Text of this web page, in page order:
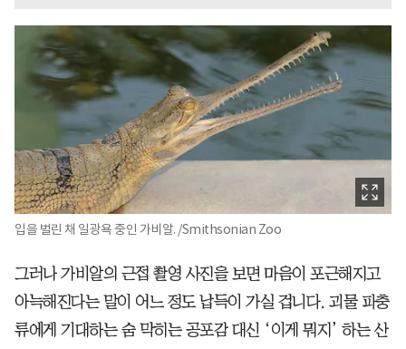
입을 벌린 채 일광욕 중인 가비알. /Smithsonian Zoo
그러나 가비알의 근접 촬영 사진을 보면 마음이 포근해지고
아늑해진다는 말이 어느 정도 납득이 가실 겁니다. 괴물 파충
류에게 기대하는 숨 막히는 공포감 대신 ‘이게 뭐지’ 하는 산